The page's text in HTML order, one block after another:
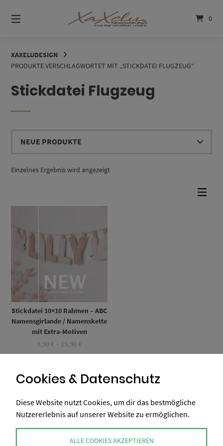
zum
Inhalt
0
XAXELUDESIGN
PRODUKTE VERSCHLAGWORTET MIT „STICKDATEI FLUGZEUG“
Stickdatei Flugzeug
Einzelnes Ergebnis wird angezeigt
Dieses Produkt weist mehrere Varianten auf. Die Optionen können auf der Produktseite gewählt werden
Stickdatei 10×10 Rahmen – ABC
Namensgirlande / Namenskette
mit Extra-Motiven
9,90 € – 19,90 €
Cookies & Datenschutz
Diese Website nutzt Cookies, um dir das bestmögliche
Nutzererlebnis auf unserer Website zu ermöglichen.
ALLE COOKIES AKZEPTIEREN